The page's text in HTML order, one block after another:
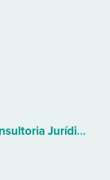
Leonardo Batista Advocacia e Consultoria Jurídica